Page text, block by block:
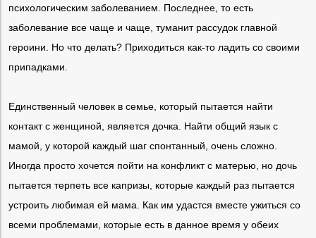
психологическим заболеванием. Последнее, то есть
заболевание все чаще и чаще, туманит рассудок главной
героини. Но что делать? Приходиться как-то ладить со своими
припадками.
Единственный человек в семье, который пытается найти
контакт с женщиной, является дочка. Найти общий язык с
мамой, у которой каждый шаг спонтанный, очень сложно.
Иногда просто хочется пойти на конфликт с матерью, но дочь
пытается терпеть все капризы, которые каждый раз пытается
устроить любимая ей мама. Как им удастся вместе ужиться со
всеми проблемами, которые есть в данное время у обеих